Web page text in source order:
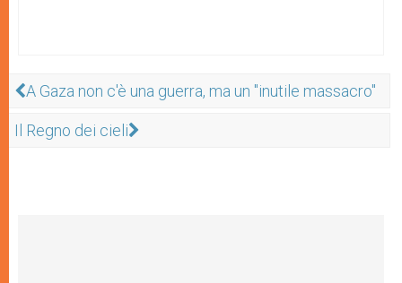
A Gaza non c'è una guerra, ma un "inutile massacro"
Il Regno dei cieli